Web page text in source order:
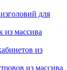
для
из массива
из
из массива